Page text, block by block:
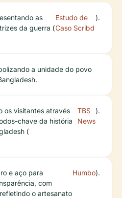
as
da guerra (
Estudo de
Caso Scribd
).
a unidade do povo
os visitantes através
chave da história
(
TBS
News
).
e aço para
com
o artesanato
Humbo).